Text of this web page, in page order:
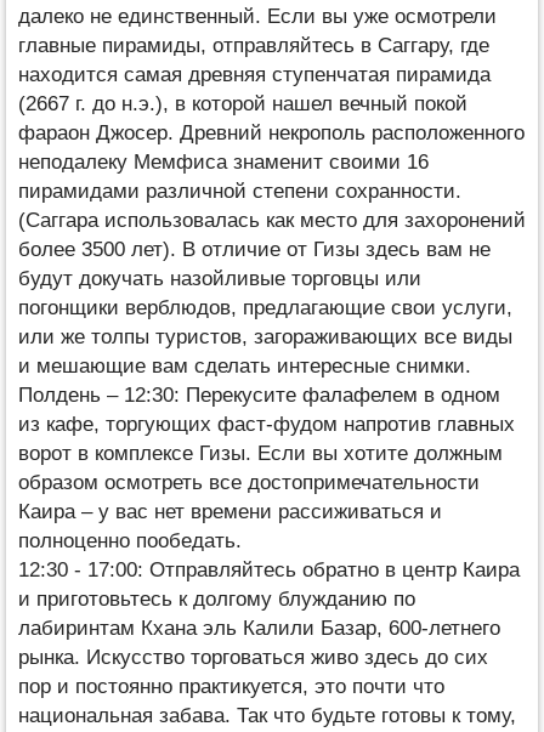
далеко не единственный. Если вы уже осмотрели
главные пирамиды, отправляйтесь в Саггару, где
находится самая древняя ступенчатая пирамида
(2667 г. до н.э.), в которой нашел вечный покой
фараон Джосер. Древний некрополь расположенного
неподалеку Мемфиса знаменит своими 16
пирамидами различной степени сохранности.
(Саггара использовалась как место для захоронений
более 3500 лет). В отличие от Гизы здесь вам не
будут докучать назойливые торговцы или
погонщики верблюдов, предлагающие свои услуги,
или же толпы туристов, загораживающих все виды
и мешающие вам сделать интересные снимки.
Полдень – 12:30: Перекусите фалафелем в одном
из кафе, торгующих фаст-фудом напротив главных
ворот в комплексе Гизы. Если вы хотите должным
образом осмотреть все достопримечательности
Каира – у вас нет времени рассиживаться и
полноценно пообедать.
12:30 - 17:00: Отправляйтесь обратно в центр Каира
и приготовьтесь к долгому блужданию по
лабиринтам Кхана эль Калили Базар, 600-летнего
рынка. Искусство торговаться живо здесь до сих
пор и постоянно практикуется, это почти что
национальная забава. Так что будьте готовы к тому,